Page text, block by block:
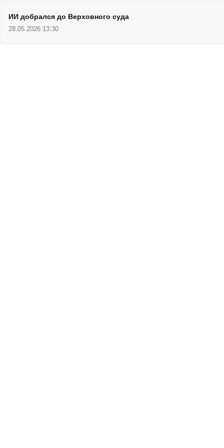
ИИ добрался до Верховного суда
28.05.2026 13:30